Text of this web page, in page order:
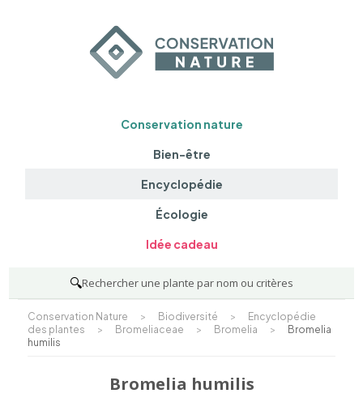
Conservation nature
Bien-être
Encyclopédie
Écologie
Idée cadeau
🔍Rechercher une plante par nom ou critères
Conservation Nature > Biodiversité >
Encyclopédie
des plantes
> Bromeliaceae > Bromelia >
Bromelia
humilis
Bromelia humilis